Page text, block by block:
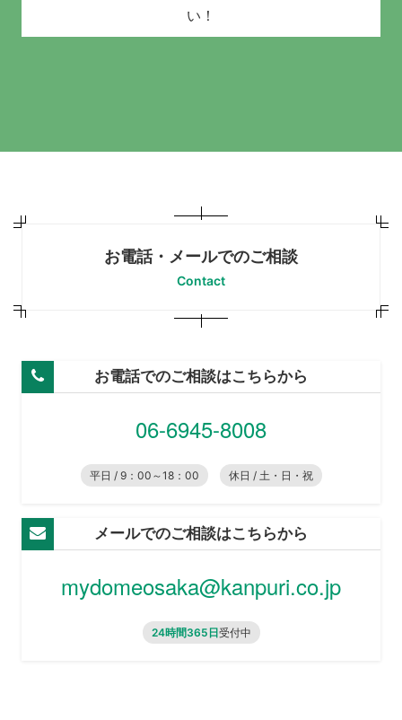
い！
お電話・メールでのご相談
Contact
お電話でのご相談はこちらから
06-6945-8008
平日 / 9：00～18：00 休日 / 土・日・祝
メールでのご相談はこちらから
mydomeosaka@kanpuri.co.jp
24時間365日受付中